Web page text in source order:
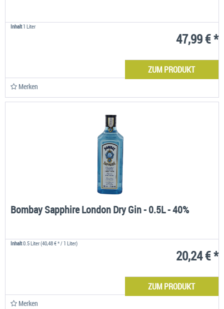
Inhalt1 Liter
47,99 € *
ZUM PRODUKT
Merken
Bombay Sapphire London Dry Gin - 0.5L - 40%
Inhalt0.5 Liter(40,48 € * / 1 Liter)
20,24 € *
ZUM PRODUKT
Merken